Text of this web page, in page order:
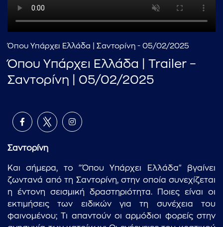
Όπου Υπάρχει Ελλάδα | Σαντορίνη - 05/02/2025
Όπου Υπάρχει Ελλάδα | Trailer –
Σαντορίνη | 05/02/2025
Σαντορίνη
Και σήμερα, το "Όπου Υπάρχει Ελλάδα" βγαίνει
ζωντανά από τη Σαντορίνη, στην οποία συνεχίζεται
η έντονη σεισμική δραστηριότητα. Ποιες είναι οι
εκτιμήσεις των ειδικών για τη συνέχεια του
φαινομένου; Τι απαντούν οι αρμόδιοι φορείς στην